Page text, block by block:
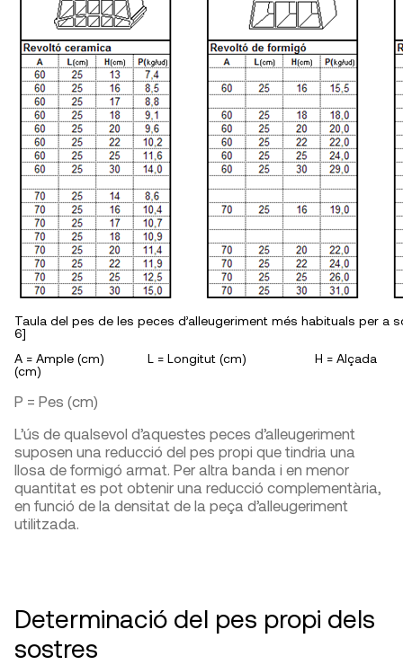
Taula del pes de les peces d’alleugeriment més habituals per a
6]
A = Ample (cm) L = Longitut (cm) H = Alçada
(cm)
P = Pes (cm)
L’ús de qualsevol d’aquestes peces d’alleugeriment
suposen una reducció del pes propi que tindria una
llosa de formigó armat. Per altra banda i en menor
quantitat es pot obtenir una reducció complementària,
en funció de la densitat de la peça d’alleugeriment
utilitzada.
Determinació del pes propi dels
sostres